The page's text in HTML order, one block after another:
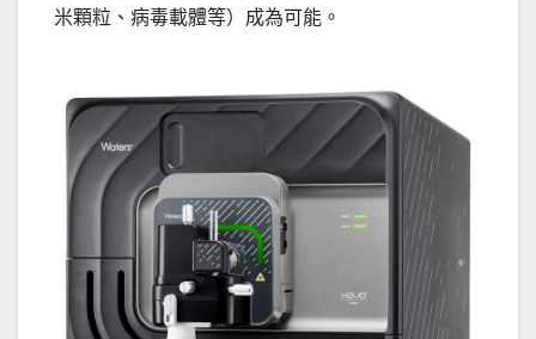
米顆粒、病毒載體等）成為可能。